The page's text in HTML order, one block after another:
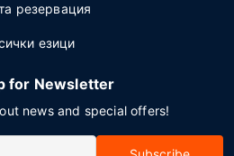
резервация
езици
for Newsletter
news and special offers!